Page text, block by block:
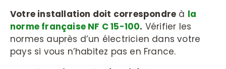
Votre installation doit correspondre à la
norme française NF C 15-100. Vérifier les
normes auprès d’un électricien dans votre
pays si vous n’habitez pas en France.